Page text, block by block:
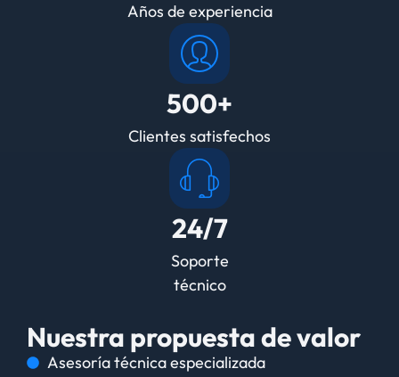
Años de experiencia
500+
Clientes satisfechos
24/7
Soporte
técnico
Nuestra propuesta de valor
Asesoría técnica especializada